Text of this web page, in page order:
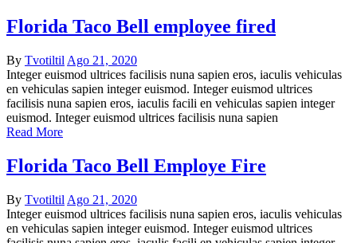
Florida Taco Bell employee fired
By Tvotiltil Ago 21, 2020
Integer euismod ultrices facilisis nuna sapien eros, iaculis vehiculas
en vehiculas sapien integer euismod. Integer euismod ultrices
facilisis nuna sapien eros, iaculis facili en vehiculas sapien integer
euismod. Integer euismod ultrices facilisis nuna sapien
Read More
Florida Taco Bell Employe Fire
By Tvotiltil Ago 21, 2020
Integer euismod ultrices facilisis nuna sapien eros, iaculis vehiculas
en vehiculas sapien integer euismod. Integer euismod ultrices